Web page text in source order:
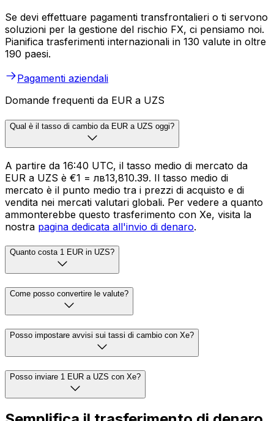
Se devi effettuare pagamenti transfrontalieri o ti servono
soluzioni per la gestione del rischio FX, ci pensiamo noi.
Pianifica trasferimenti internazionali in 130 valute in oltre
190 paesi.
Pagamenti aziendali
Domande frequenti da EUR a UZS
Qual è il tasso di cambio da EUR a UZS oggi?
A partire da 16:40 UTC, il tasso medio di mercato da
EUR a UZS è €1 = лв13,810.39. Il tasso medio di
mercato è il punto medio tra i prezzi di acquisto e di
vendita nei mercati valutari globali. Per vedere a quanto
ammonterebbe questo trasferimento con Xe, visita la
nostra pagina dedicata all'invio di denaro.
Quanto costa 1 EUR in UZS?
Come posso convertire le valute?
Posso impostare avvisi sui tassi di cambio con Xe?
Posso inviare 1 EUR a UZS con Xe?